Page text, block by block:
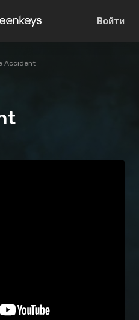
Войти
Accident